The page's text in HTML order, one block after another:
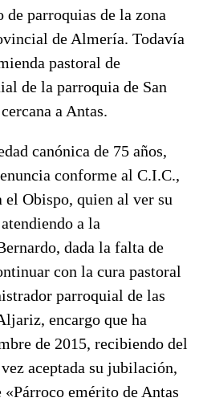
de parroquias de la zona
de Almería. Todavía
pastoral de
de la parroquia de San
a Antas.
canónica de 75 años,
conforme al C.I.C.,
el Obispo, quien al ver su
a la
dada la falta de
con la cura pastoral
parroquial de las
encargo que ha
de 2015, recibiendo del
aceptada su jubilación,
emérito de Antas